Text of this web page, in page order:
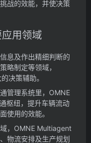
战的效能，并使决策
用领域
息及作出精细判断的
略制定等领域，
决策辅助。
管理系统里，OMNE
枢纽，提升车辆流动
使用的效能。
，OMNE Multiagent
物流安排及生产规划